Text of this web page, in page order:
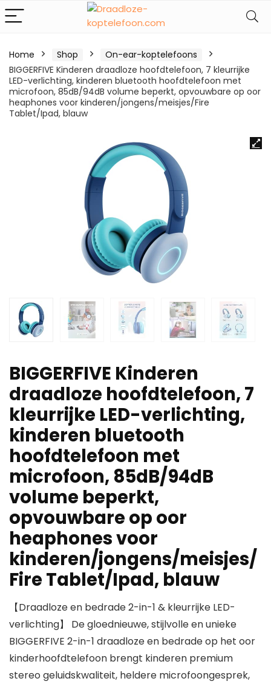
Home Shop
On-ear-koptelefoons
BIGGERFIVE Kinderen draadloze hoofdtelefoon, 7 kleurrijke
LED-verlichting, kinderen bluetooth hoofdtelefoon met
microfoon, 85dB/94dB volume beperkt, opvouwbare op oor
heaphones voor kinderen/jongens/meisjes/Fire
Tablet/Ipad, blauw
BIGGERFIVE Kinderen
draadloze hoofdtelefoon, 7
kleurrijke LED-verlichting,
kinderen bluetooth
hoofdtelefoon met
microfoon, 85dB/94dB
volume beperkt,
opvouwbare op oor
heaphones voor
kinderen/jongens/meisjes/
Fire Tablet/Ipad, blauw
【Draadloze en bedrade 2-in-1 & kleurrijke LED-
verlichting】 De gloednieuwe, stijlvolle en unieke
BIGGERFIVE 2-in-1 draadloze en bedrade op het oor
kinderhoofdtelefoon brengt kinderen premium
stereo geluidskwaliteit, heldere microfoongesprek,